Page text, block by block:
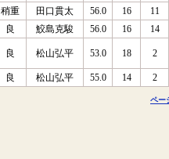
稍重 田口貫太 56.0 16
11
良 鮫島克駿 56.0 16
14
良 松山弘平 53.0 18 2
良 松山弘平 55.0 14 2
ペー